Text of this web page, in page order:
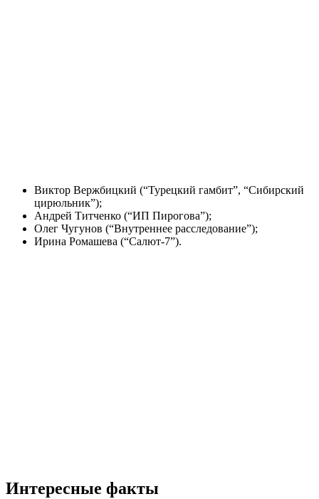
Виктор Вержбицкий (“Турецкий гамбит”, “Сибирский
цирюльник”);
Андрей Титченко (“ИП Пирогова”);
Олег Чугунов (“Внутреннее расследование”);
Ирина Ромашева (“Салют-7”).
Интересные факты